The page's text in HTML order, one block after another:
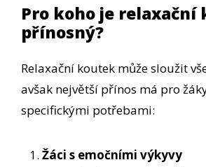
Pro koho je relaxační
přínosný?
Relaxační koutek může sloužit
avšak největší přínos má pro
specifickými potřebami:
Žáci s emočními výkyvy